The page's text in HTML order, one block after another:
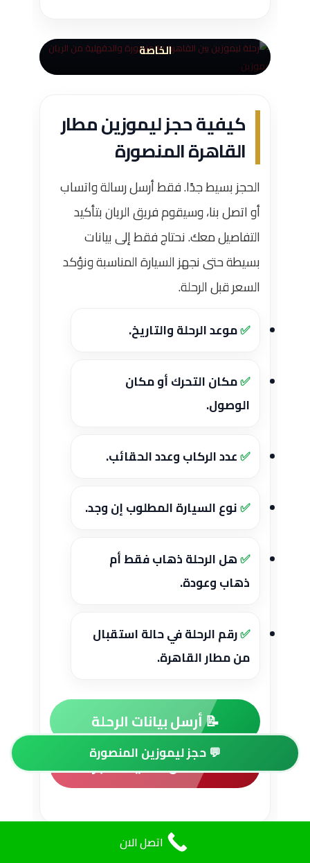
الخاصة
كيفية حجز ليموزين مطار
القاهرة المنصورة
الحجز بسيط جدًا. فقط أرسل رسالة واتساب
أو اتصل بنا، وسيقوم فريق الريان بتأكيد
التفاصيل معك. نحتاج فقط إلى بيانات
بسيطة حتى نجهز السيارة المناسبة ونؤكد
السعر قبل الرحلة.
موعد الرحلة والتاريخ.
مكان التحرك أو مكان
الوصول.
عدد الركاب وعدد الحقائب.
نوع السيارة المطلوب إن وجد.
هل الرحلة ذهاب فقط أم
ذهاب وعودة.
رقم الرحلة في حالة استقبال
من مطار القاهرة.
📝 أرسل بيانات الرحلة
📞 اتصل لتأكيد الحجز
💬 حجز ليموزين المنصورة
اتصل الان